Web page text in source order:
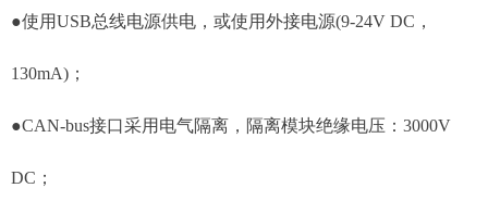
●使用USB总线电源供电，或使用外接电源(9-24V DC，
130mA)；
●CAN-bus接口采用电气隔离，隔离模块绝缘电压：3000V
DC；